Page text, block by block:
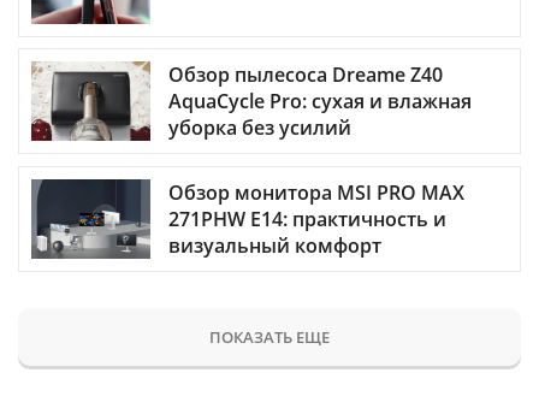
Обзор пылесоса Dreame Z40
AquaCycle Pro: сухая и влажная
уборка без усилий
Обзор монитора MSI PRO MAX
271PHW E14: практичность и
визуальный комфорт
ПОКАЗАТЬ ЕЩЕ